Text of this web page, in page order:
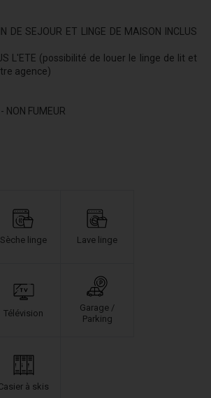
DE SEJOUR ET LINGE DE MAISON INCLUS
L'ETE (possibilité de louer le linge de lit et
agence)
NON FUMEUR
Sèche linge Lave linge
Télévision
Garage /
Parking
à skis